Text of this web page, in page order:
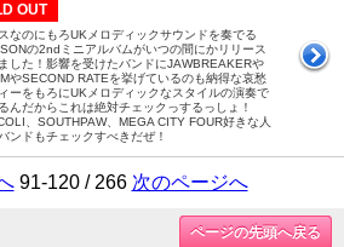
OUT
なのにもろUKメロディックサウンドを奏でる
の2ndミニアルバムがいつの間にかリリース
した！影響を受けたバンドにJAWBREAKERや
やSECOND RATEを挙げているのも納得な哀愁
ーをもろにUKメロディックなスタイルの演奏で
んだからこれは絶対チェックっするっしょ！
、SOUTHPAW、MEGA CITY FOUR好きな人
ンドもチェックすべきだぜ！
91-120 / 266 次のページへ
ページの先頭へ戻る